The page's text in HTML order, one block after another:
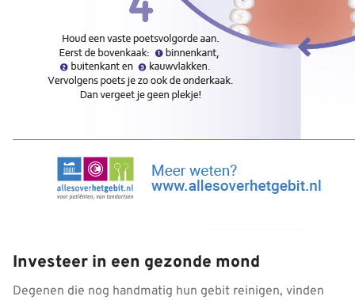
Investeer in een gezonde mond
Degenen die nog handmatig hun gebit reinigen, vinden